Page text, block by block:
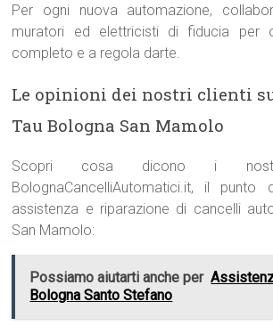
Per ogni nuova automazione,
muratori ed elettricisti di fiducia per
completo e a regola darte.
Le opinioni dei nostri clienti
Tau Bologna San Mamolo
Scopri cosa dicono i
BolognaCancelliAutomatici.it, il punto
assistenza e riparazione di cancelli
San Mamolo:
Possiamo aiutarti anche per
Bologna Santo Stefano